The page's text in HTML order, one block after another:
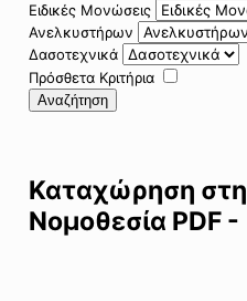
Ειδικές Μονώσεις
Ανελκυστήρων
Δασοτεχνικά
Πρόσθετα Κριτήρια
Αναζήτηση
Καταχώρηση
Νομοθεσία PDF -